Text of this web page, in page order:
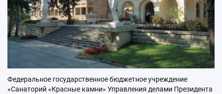
Федеральное государственное бюджетное учреждение
«Санаторий «Красные камни» Управления делами Президента